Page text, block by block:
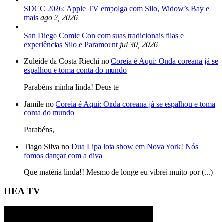
SDCC 2026: Apple TV empolga com Silo, Widow’s Bay e
mais ago 2, 2026
San Diego Comic Con com suas tradicionais filas e
experiências Silo e Paramount jul 30, 2026
Zuleide da Costa Riechi no Coreia é Aqui: Onda coreana já se
espalhou e toma conta do mundo
Parabéns minha linda! Deus te
Jamile no Coreia é Aqui: Onda coreana já se espalhou e toma
conta do mundo
Parabéns,
Tiago Silva no Dua Lipa lota show em Nova York! Nós
fomos dançar com a diva
Que matéria linda!! Mesmo de longe eu vibrei muito por (...)
HEA TV